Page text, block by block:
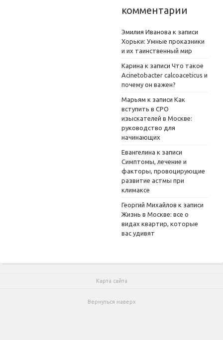
комментарии
Эмилия Иванова к записи
Хорьки: Умные проказники
и их таинственный мир
Карина к записи Что такое
Acinetobacter calcoaceticus и
почему он важен?
Марьям к записи Как
вступить в СРО
изыскателей в Москве:
руководство для
начинающих
Евангелина к записи
Симптомы, лечение и
факторы, провоцирующие
развитие астмы при
климаксе
Георгий Михайлов к записи
Жизнь в Москве: все о
видах квартир, которые
вас удивят
Карта сайта
Вернуться наверх